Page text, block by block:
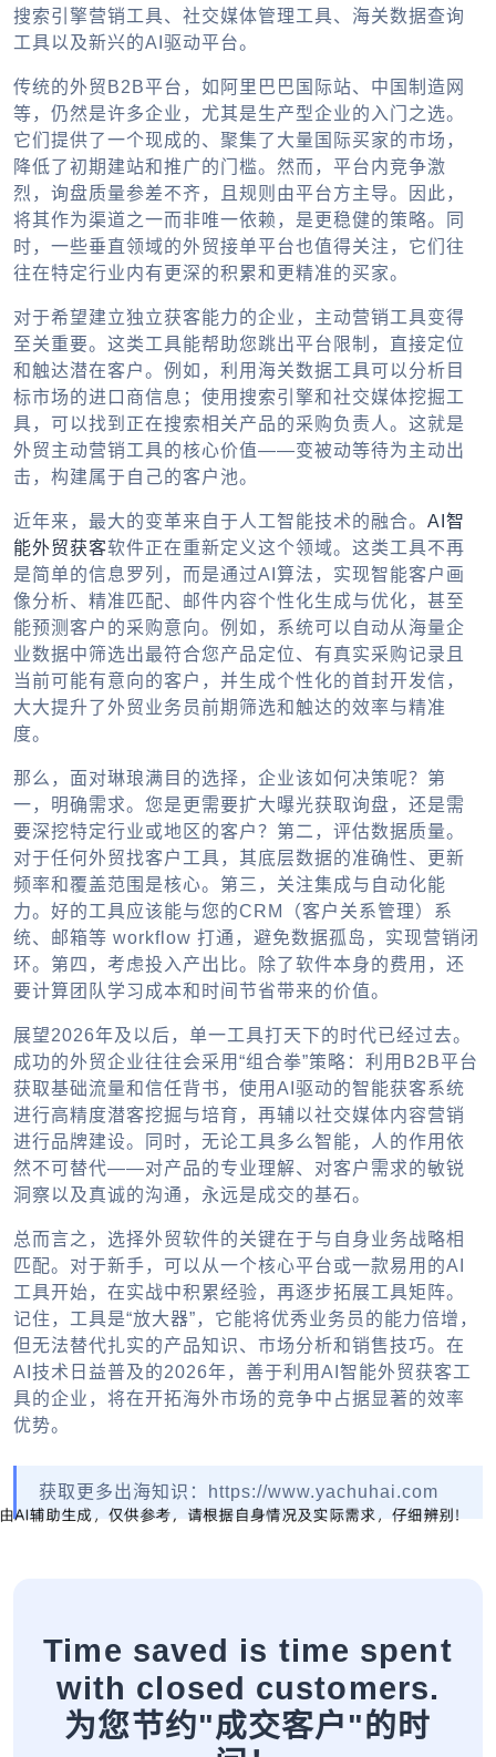
搜索引擎营销工具、社交媒体管理工具、海关数据查询
工具以及新兴的AI驱动平台。
传统的外贸B2B平台，如阿里巴巴国际站、中国制造网
等，仍然是许多企业，尤其是生产型企业的入门之选。
它们提供了一个现成的、聚集了大量国际买家的市场，
降低了初期建站和推广的门槛。然而，平台内竞争激
烈，询盘质量参差不齐，且规则由平台方主导。因此，
将其作为渠道之一而非唯一依赖，是更稳健的策略。同
时，一些垂直领域的外贸接单平台也值得关注，它们往
往在特定行业内有更深的积累和更精准的买家。
对于希望建立独立获客能力的企业，主动营销工具变得
至关重要。这类工具能帮助您跳出平台限制，直接定位
和触达潜在客户。例如，利用海关数据工具可以分析目
标市场的进口商信息；使用搜索引擎和社交媒体挖掘工
具，可以找到正在搜索相关产品的采购负责人。这就是
外贸主动营销工具的核心价值——变被动等待为主动出
击，构建属于自己的客户池。
近年来，最大的变革来自于人工智能技术的融合。 AI智
能外贸获客软件正在重新定义这个领域。这类工具不再
是简单的信息罗列，而是通过AI算法，实现智能客户画
像分析、精准匹配、邮件内容个性化生成与优化，甚至
能预测客户的采购意向。例如，系统可以自动从海量企
业数据中筛选出最符合您产品定位、有真实采购记录且
当前可能有意向的客户，并生成个性化的首封开发信，
大大提升了外贸业务员前期筛选和触达的效率与精准
度。
那么，面对琳琅满目的选择，企业该如何决策呢？第
一，明确需求。您是更需要扩大曝光获取询盘，还是需
要深挖特定行业或地区的客户？第二，评估数据质量。
对于任何外贸找客户工具 ，其底层数据的准确性、更新
频率和覆盖范围是核心。第三，关注集成与自动化能
力。好的工具应该能与您的CRM（客户关系管理）系
统、邮箱等 workflow 打通，避免数据孤岛，实现营销闭
环。第四，考虑投入产出比。除了软件本身的费用，还
要计算团队学习成本和时间节省带来的价值。
展望2026年及以后，单一工具打天下的时代已经过去。
成功的外贸企业往往会采用“组合拳”策略：利用B2B平台
获取基础流量和信任背书，使用AI驱动的智能获客系统
进行高精度潜客挖掘与培育，再辅以社交媒体内容营销
进行品牌建设。同时，无论工具多么智能，人的作用依
然不可替代——对产品的专业理解、对客户需求的敏锐
洞察以及真诚的沟通，永远是成交的基石。
总而言之，选择外贸软件的关键在于与自身业务战略相
匹配。对于新手，可以从一个核心平台或一款易用的AI
工具开始，在实战中积累经验，再逐步拓展工具矩阵。
记住，工具是“放大器”，它能将优秀业务员的能力倍增，
但无法替代扎实的产品知识、市场分析和销售技巧。在
AI技术日益普及的2026年，善于利用 AI智能外贸获客工
具的企业，将在开拓海外市场的竞争中占据显著的效率
优势。
获取更多出海知识：https://www.yachuhai.com
Time saved is time spent
with closed customers.
为您节约"成交客户"的时